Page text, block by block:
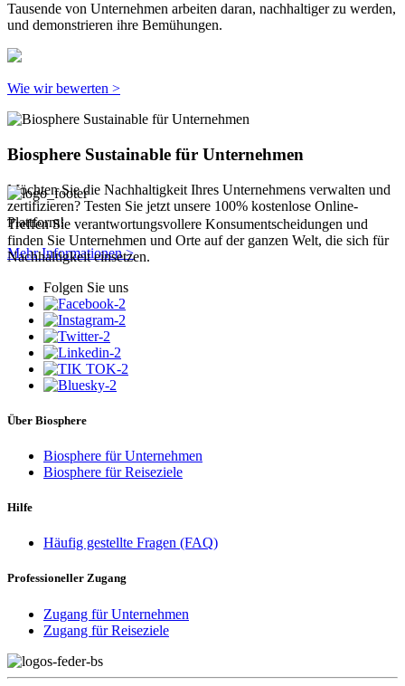
Tausende von Unternehmen arbeiten daran, nachhaltiger zu werden,
und demonstrieren ihre Bemühungen.
Wie wir bewerten >
Biosphere Sustainable für Unternehmen
Möchten Sie die Nachhaltigkeit Ihres Unternehmens verwalten und
zertifizieren? Testen Sie jetzt unsere 100% kostenlose Online-
Plattform!
Mehr Informationen >
Treffen Sie verantwortungsvollere Konsumentscheidungen und
finden Sie Unternehmen und Orte auf der ganzen Welt, die sich für
Nachhaltigkeit einsetzen.
Folgen Sie uns
Über Biosphere
Biosphere für Unternehmen
Biosphere für Reiseziele
Hilfe
Häufig gestellte Fragen (FAQ)
Professioneller Zugang
Zugang für Unternehmen
Zugang für Reiseziele